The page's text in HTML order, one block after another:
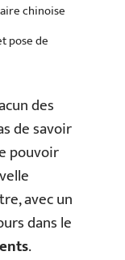
chinoise
pose de
des
de savoir
pouvoir
avec un
dans le
.